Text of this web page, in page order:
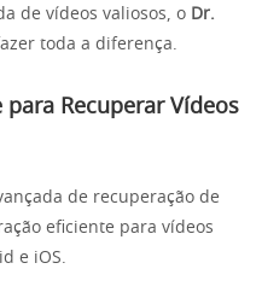
de vídeos valiosos, o Dr.
toda a diferença.
para Recuperar Vídeos
de recuperação de
eficiente para vídeos
e iOS.